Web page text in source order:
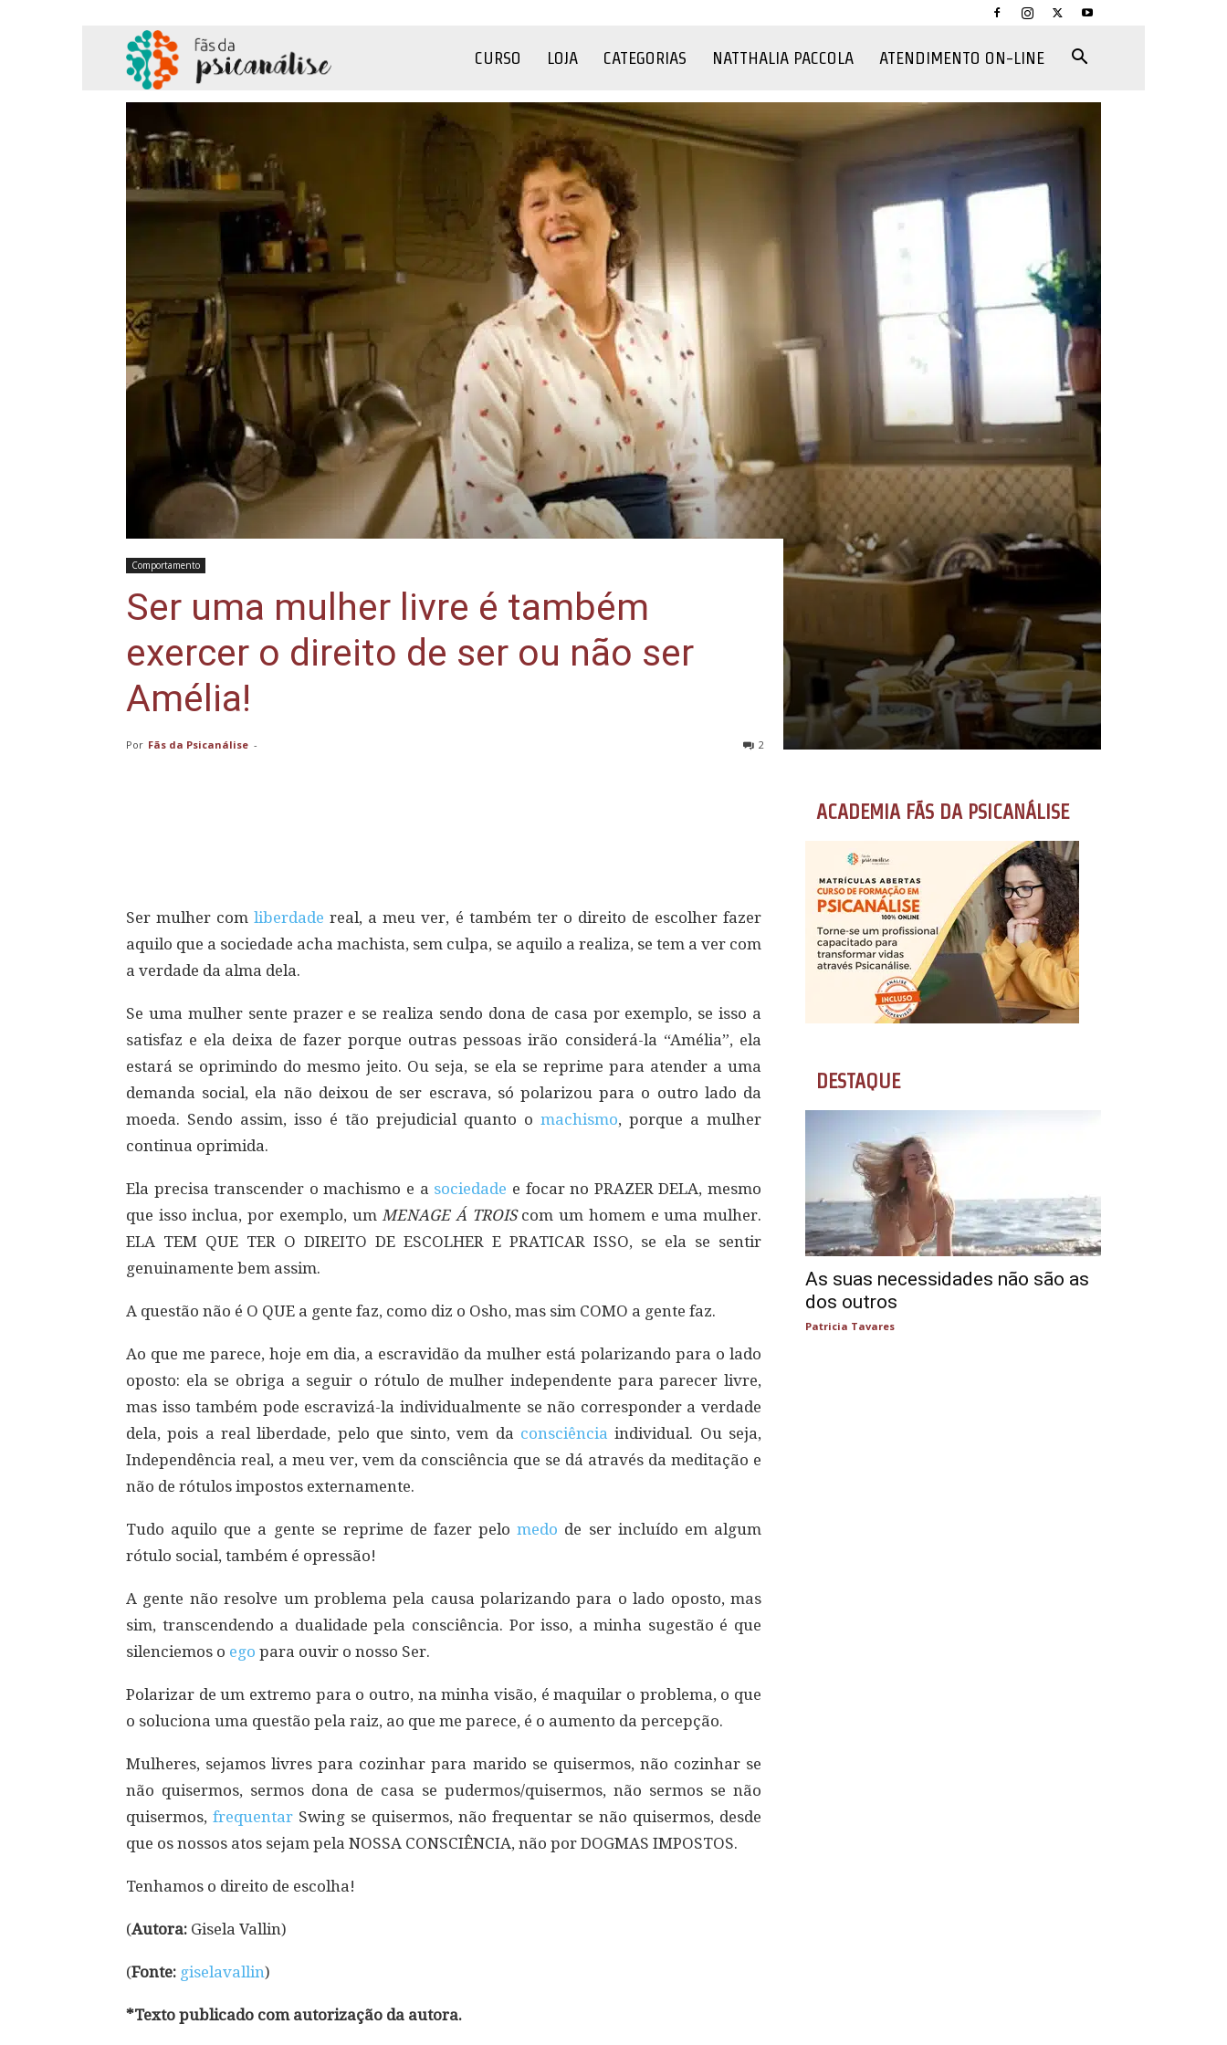
CURSO LOJA CATEGORIAS NATTHALIA PACCOLA ATENDIMENTO ON-LINE
Comportamento
Ser uma mulher livre é também
exercer o direito de ser ou não ser
Amélia!
Por Fãs da Psicanálise - 2
Ser mulher comliberdade real, a meu ver, é também ter o direito de escolher fazer
aquilo que a sociedade acha machista, sem culpa, se aquilo a realiza, se tem a ver com
a verdade da alma dela.
Se uma mulher sente prazer e se realiza sendo dona de casa por exemplo, se isso a
satisfaz e ela deixa de fazer porque outras pessoas irão considerá-la “Amélia”, ela
estará se oprimindo do mesmo jeito. Ou seja, se ela se reprime para atender a uma
demanda social, ela não deixou de ser escrava, só polarizou para o outro lado da
moeda. Sendo assim, isso é tão prejudicial quanto o machismo, porque a mulher
continua oprimida.
Ela precisa transcender o machismo e a sociedade e focar no PRAZER DELA, mesmo
que isso inclua, por exemplo, umMENAGE Á TROIScom um homem e uma mulher.
ELA TEM QUE TER O DIREITO DE ESCOLHER E PRATICAR ISSO, se ela se sentir
genuinamente bem assim.
A questão não é O QUE a gente faz, como diz o Osho, mas sim COMO a gente faz.
Ao que me parece, hoje em dia, a escravidão da mulher está polarizando para o lado
oposto: ela se obriga a seguir o rótulo de mulher independente para parecer livre,
mas isso também pode escravizá-la individualmente se não corresponder a verdade
dela, pois a real liberdade, pelo que sinto, vem da consciência individual. Ou seja,
Independência real, a meu ver, vem da consciência que se dá através da meditação e
não de rótulos impostos externamente.
Tudo aquilo que a gente se reprime de fazer pelomedo de ser incluído em algum
rótulo social, também é opressão!
A gente não resolve um problema pela causa polarizando para o lado oposto, mas
sim, transcendendo a dualidade pela consciência. Por isso, a minha sugestão é que
silenciemos o ego para ouvir o nosso Ser.
Polarizar de um extremo para o outro, na minha visão, é maquilar o problema, o que
o soluciona uma questão pela raiz, ao que me parece, é o aumento da percepção.
Mulheres, sejamos livres para cozinhar para marido se quisermos, não cozinhar se
não quisermos, sermos dona de casa se pudermos/quisermos, não sermos se não
quisermos, frequentar Swing se quisermos, não frequentar se não quisermos, desde
que os nossos atos sejam pela NOSSA CONSCIÊNCIA, não por DOGMAS IMPOSTOS.
Tenhamos o direito de escolha!
(Autora: Gisela Vallin)
(Fonte: giselavallin)
*Texto publicado com autorização da autora.
ACADEMIA FÃS DA PSICANÁLISE
DESTAQUE
As suas necessidades não são as
dos outros
Patricia Tavares